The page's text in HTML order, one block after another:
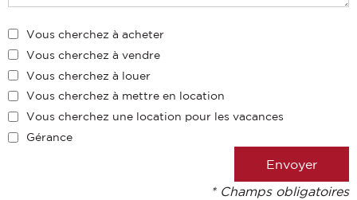
Vous cherchez à acheter
Vous cherchez à vendre
Vous cherchez à louer
Vous cherchez à mettre en location
Vous cherchez une location pour les vacances
Gérance
* Champs obligatoires